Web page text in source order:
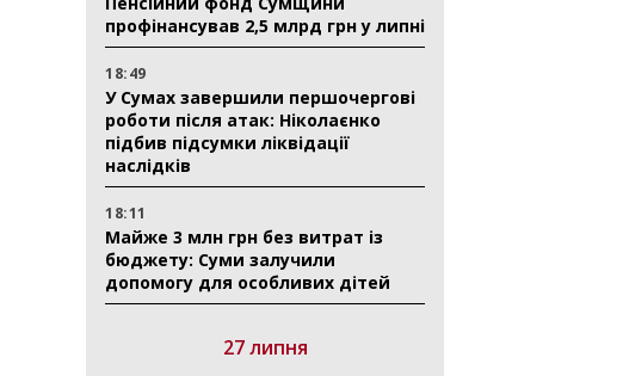
профінансував 2,5 млрд грн у липні
18:49
У Сумах завершили першочергові
роботи після атак: Ніколаєнко
підбив підсумки ліквідації
наслідків
18:11
Майже 3 млн грн без витрат із
бюджету: Суми залучили
допомогу для особливих дітей
27 липня